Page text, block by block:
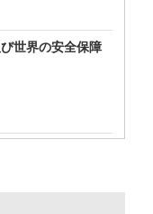
世界の安全保障